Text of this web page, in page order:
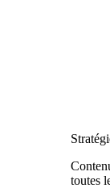
toutes